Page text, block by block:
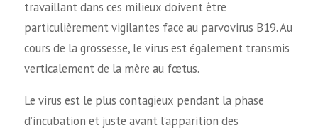
travaillant dans ces milieux doivent être
particulièrement vigilantes face au parvovirus B19. Au
cours de la grossesse, le virus est également transmis
verticalement de la mère au fœtus.
Le virus est le plus contagieux pendant la phase
d’incubation et juste avant l’apparition des